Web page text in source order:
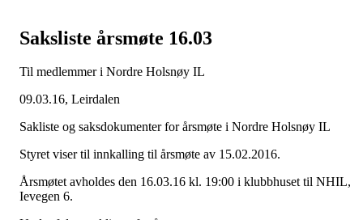
Saksliste årsmøte 16.03
Til medlemmer i Nordre Holsnøy IL
09.03.16, Leirdalen
Sakliste og saksdokumenter for årsmøte i Nordre Holsnøy IL
Styret viser til innkalling til årsmøte av 15.02.2016.
Årsmøtet avholdes den 16.03.16 kl. 19:00 i klubbhuset til NHIL,
Ievegen 6.